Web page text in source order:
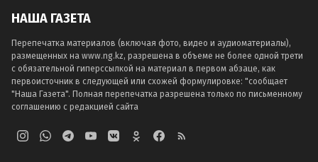
НАША ГАЗЕТА
Перепечатка материалов (включая фото, видео и аудиоматериалы),
размещенных на www.ng.kz, разрешена в объеме не более одной трети
с обязательной гиперссылкой на материал в первом абзаце, как
первоисточник в следующей или схожей формулировке: "сообщает
"Наша Газета". Полная перепечатка разрешена только по письменному
соглашению с редакцией сайта